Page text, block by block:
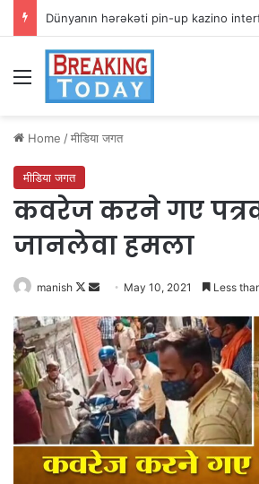
Menu
Home /मीडिया जगत
मीडिया जगत
कवरेज करने गए
जानलेवा हमला
manish
Follow
X
Send
email
May 10, 2021 Less